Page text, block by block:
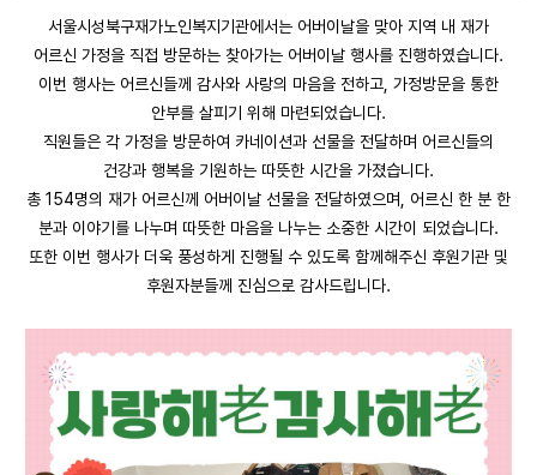
서울시성북구재가노인복지기관에서는 어버이날을 맞아 지역 내 재가
어르신 가정을 직접 방문하는 찾아가는 어버이날 행사를 진행하였습니다.
이번 행사는 어르신들께 감사와 사랑의 마음을 전하고, 가정방문을 통한
안부를 살피기 위해 마련되었습니다.
직원들은 각 가정을 방문하여 카네이션과 선물을 전달하며 어르신들의
건강과 행복을 기원하는 따뜻한 시간을 가졌습니다.
총 154명의 재가 어르신께 어버이날 선물을 전달하였으며, 어르신 한 분 한
분과 이야기를 나누며 따뜻한 마음을 나누는 소중한 시간이 되었습니다.
또한 이번 행사가 더욱 풍성하게 진행될 수 있도록 함께해주신 후원기관 및
후원자분들께 진심으로 감사드립니다.